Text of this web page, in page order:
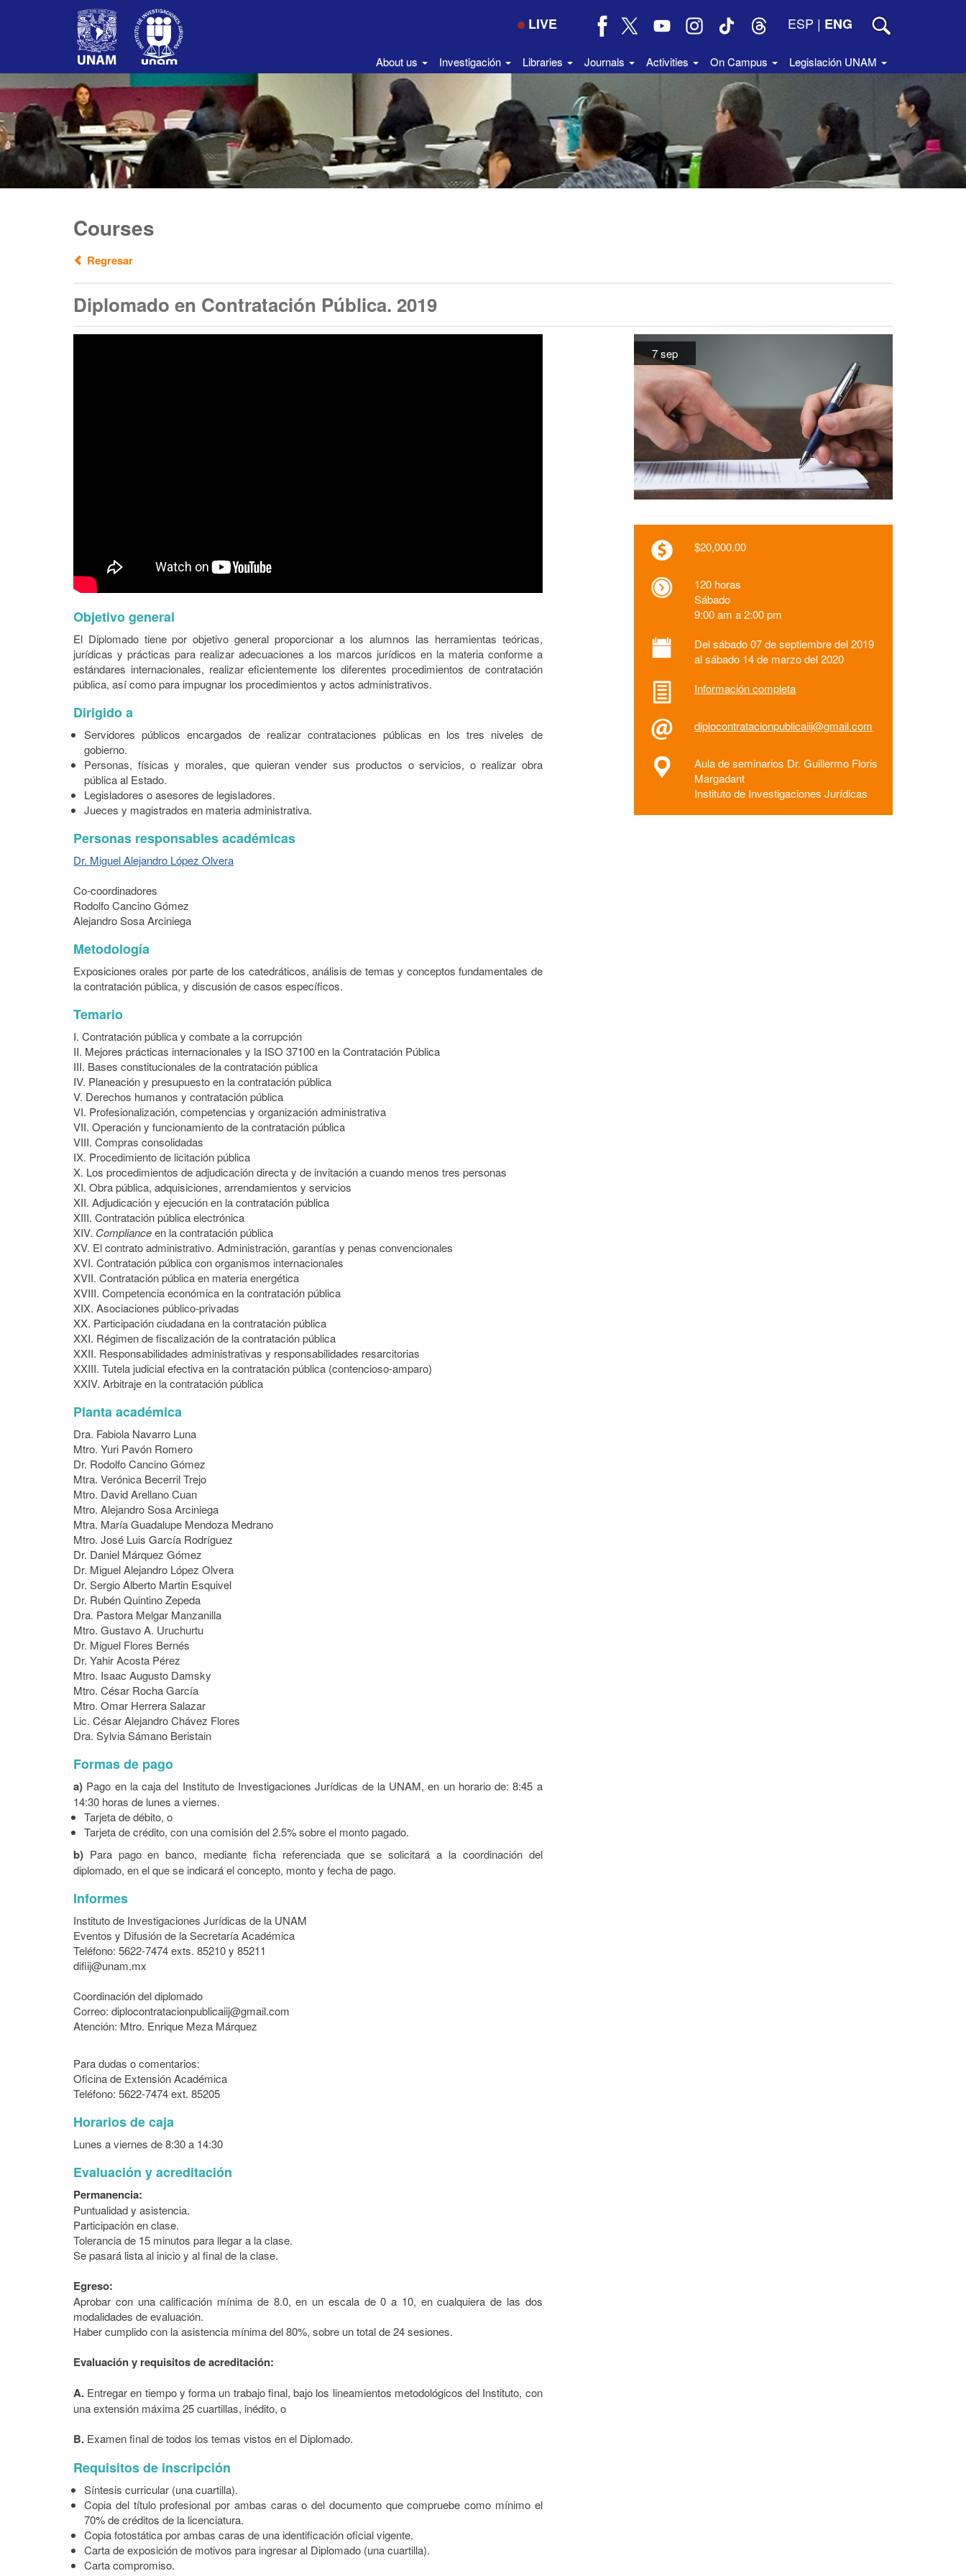
LIVE ESP | ENG
About us Investigación Libraries Journals Activities On Campus Legislación UNAM
Courses
Regresar
Diplomado en Contratación Pública. 2019
7 sep
$20,000.00
120 horas
Sábado
9:00 am a 2:00 pm
Del sábado 07 de septiembre del 2019
al sábado 14 de marzo del 2020
Información completa
diplocontratacionpublicaiij@gmail.com
Aula de seminarios Dr. Guillermo Floris
Margadant
Instituto de Investigaciones Jurídicas
Objetivo general
El Diplomado tiene por objetivo general proporcionar a los alumnos las herramientas teóricas,
jurídicas y prácticas para realizar adecuaciones a los marcos jurídicos en la materia conforme a
estándares internacionales, realizar eficientemente los diferentes procedimientos de contratación
pública, así como para impugnar los procedimientos y actos administrativos.
Dirigido a
Servidores públicos encargados de realizar contrataciones públicas en los tres niveles de
gobierno.
Personas, físicas y morales, que quieran vender sus productos o servicios, o realizar obra
pública al Estado.
Legisladores o asesores de legisladores.
Jueces y magistrados en materia administrativa.
Personas responsables académicas
Dr. Miguel Alejandro López Olvera
Co-coordinadores
Rodolfo Cancino Gómez
Alejandro Sosa Arciniega
Metodología
Exposiciones orales por parte de los catedráticos, análisis de temas y conceptos fundamentales de
la contratación pública, y discusión de casos específicos.
Temario
I. Contratación pública y combate a la corrupción
II. Mejores prácticas internacionales y la ISO 37100 en la Contratación Pública
III. Bases constitucionales de la contratación pública
IV. Planeación y presupuesto en la contratación pública
V. Derechos humanos y contratación pública
VI. Profesionalización, competencias y organización administrativa
VII. Operación y funcionamiento de la contratación pública
VIII. Compras consolidadas
IX. Procedimiento de licitación pública
X. Los procedimientos de adjudicación directa y de invitación a cuando menos tres personas
XI. Obra pública, adquisiciones, arrendamientos y servicios
XII. Adjudicación y ejecución en la contratación pública
XIII. Contratación pública electrónica
XIV. Complianceen la contratación pública
XV. El contrato administrativo. Administración, garantías y penas convencionales
XVI. Contratación pública con organismos internacionales
XVII. Contratación pública en materia energética
XVIII. Competencia económica en la contratación pública
XIX. Asociaciones público-privadas
XX. Participación ciudadana en la contratación pública
XXI. Régimen de fiscalización de la contratación pública
XXII. Responsabilidades administrativas y responsabilidades resarcitorias
XXIII. Tutela judicial efectiva en la contratación pública (contencioso-amparo)
XXIV. Arbitraje en la contratación pública
Planta académica
Dra. Fabiola Navarro Luna
Mtro. Yuri Pavón Romero
Dr. Rodolfo Cancino Gómez
Mtra. Verónica Becerril Trejo
Mtro. David Arellano Cuan
Mtro. Alejandro Sosa Arciniega
Mtra. María Guadalupe Mendoza Medrano
Mtro. José Luis García Rodríguez
Dr. Daniel Márquez Gómez
Dr. Miguel Alejandro López Olvera
Dr. Sergio Alberto Martin Esquivel
Dr. Rubén Quintino Zepeda
Dra. Pastora Melgar Manzanilla
Mtro. Gustavo A. Uruchurtu
Dr. Miguel Flores Bernés
Dr. Yahir Acosta Pérez
Mtro. Isaac Augusto Damsky
Mtro. César Rocha García
Mtro. Omar Herrera Salazar
Lic. César Alejandro Chávez Flores
Dra. Sylvia Sámano Beristain
Formas de pago
a) Pago en la caja del Instituto de Investigaciones Jurídicas de la UNAM, en un horario de: 8:45 a
14:30 horas de lunes a viernes.
Tarjeta de débito, o
Tarjeta de crédito, con una comisión del 2.5% sobre el monto pagado.
b) Para pago en banco, mediante ficha referenciada que se solicitará a la coordinación del
diplomado, en el que se indicará el concepto, monto y fecha de pago.
Informes
Instituto de Investigaciones Jurídicas de la UNAM
Eventos y Difusión de la Secretaría Académica
Teléfono: 5622-7474 exts. 85210 y 85211
difiij@unam.mx
Coordinación del diplomado
Correo: diplocontratacionpublicaiij@gmail.com
Atención: Mtro. Enrique Meza Márquez
Para dudas o comentarios:
Oficina de Extensión Académica
Teléfono: 5622-7474 ext. 85205
Horarios de caja
Lunes a viernes de 8:30 a 14:30
Evaluación y acreditación
Permanencia:
Puntualidad y asistencia.
Participación en clase.
Tolerancia de 15 minutos para llegar a la clase.
Se pasará lista al inicio y al final de la clase.
Egreso:
Aprobar con una calificación mínima de 8.0, en un escala de 0 a 10, en cualquiera de las dos
modalidades de evaluación.
Haber cumplido con la asistencia mínima del 80%, sobre un total de 24 sesiones.
Evaluación y requisitos de acreditación:
A. Entregar en tiempo y forma un trabajo final, bajo los lineamientos metodológicos del Instituto, con
una extensión máxima 25 cuartillas, inédito, o
B. Examen final de todos los temas vistos en el Diplomado.
Requisitos de inscripción
Síntesis curricular (una cuartilla).
Copia del título profesional por ambas caras o del documento que compruebe como mínimo el
70% de créditos de la licenciatura.
Copia fotostática por ambas caras de una identificación oficial vigente.
Carta de exposición de motivos para ingresar al Diplomado (una cuartilla).
Carta compromiso.